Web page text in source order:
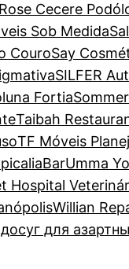
Rose Cecere
Sob Medida
CouroSay
SILFER
Fortia
Taibah
TF Móveis
Umma
Hospital
Willian
для